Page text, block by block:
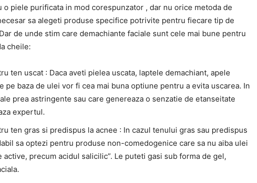
o piele purificata in mod corespunzator , dar nu orice metoda de
sa alegeti produse specifice potrivite pentru fiecare tip de
de unde stim care demachiante faciale sunt cele mai bune pentru
cheile:
ten uscat : Daca aveti pielea uscata, laptele demachiant, apele
pe baza de ulei vor fi cea mai buna optiune pentru a evita uscarea. In
prea astringente sau care genereaza o senzatie de etanseitate
expertul.
ten gras si predispus la acnee : In cazul tenului gras sau predispus
sa optezi pentru produse non-comedogenice care sa nu aiba ulei
precum acidul salicilic”. Le puteti gasi sub forma de gel,